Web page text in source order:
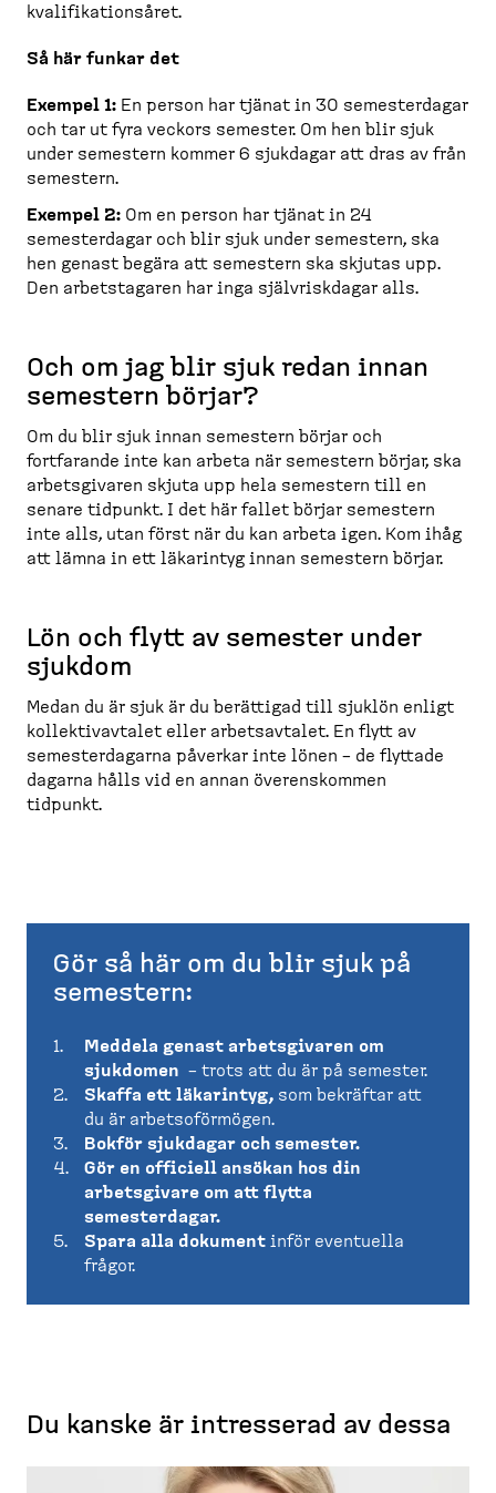
kvalifi­ka­tionsåret.
Så här funkar det
Exempel 1: En person har tjänat in 30 semesterdagar
och tar ut fyra veckors semester. Om hen blir sjuk
under semestern kommer 6 sjukdagar att dras av från
semestern.
Exempel 2: Om en person har tjänat in 24
semesterdagar och blir sjuk under semestern, ska
hen genast begära att semestern ska skjutas upp.
Den arbets­tagaren har inga självriskdagar alls.
Och om jag blir sjuk redan innan
semestern börjar?
Om du blir sjuk innan semestern börjar och
fortfarande inte kan arbeta när semestern börjar, ska
arbets­givaren skjuta upp hela semestern till en
senare tidpunkt. I det här fallet börjar semestern
inte alls, utan först när du kan arbeta igen. Kom ihåg
att lämna in ett läkarintyg innan semestern börjar.
Lön och flytt av semester under
sjukdom
Medan du är sjuk är du berättigad till sjuklön enligt
kollek­tivavtalet eller arbets­avtalet. En flytt av
semester­dagarna påverkar inte lönen – de flyttade
dagarna hålls vid en annan överens­kommen
tidpunkt.
Gör så här om du blir sjuk på
semestern:
Meddela genast arbetsgivaren om
sjukdomen – trots att du är på semester.
Skaffa ett läkarintyg, som bekräftar att
du är arbetsoförmögen.
Bokför sjukdagar och semester.
Gör en officiell ansökan hos din
arbetsgivare om att flytta
semesterdagar.
Spara alla dokument inför eventuella
frågor.
Du kanske är intresserad av dessa